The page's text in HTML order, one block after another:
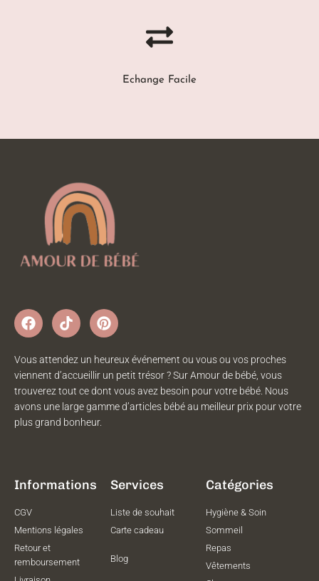
Echange Facile
Vous attendez un heureux événement ou vous ou vos proches
viennent d’accueillir un petit trésor ? Sur Amour de bébé, vous
trouverez tout ce dont vous avez besoin pour votre bébé. Nous
avons une large gamme d’articles bébé au meilleur prix pour votre
plus grand bonheur.
Informations
CGV
Mentions légales
Retour et
remboursement
Services
Liste de souhait
Carte cadeau
Blog
Catégories
Hygiène & Soin
Sommeil
Repas
Vêtements